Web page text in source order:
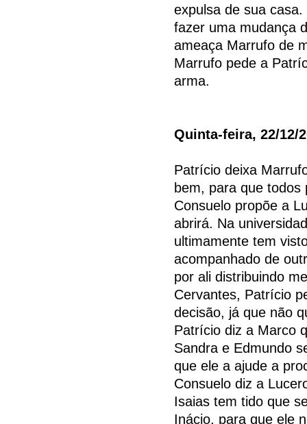
expulsa de sua
fazer uma mudança
ameaça Marrufo de
Marrufo pede a
arma.
Quinta-feira, 22/12/
Patrício deixa
bem, para que todos
Consuelo propõe a
abrirá. Na
ultimamente tem
acompanhado de
por ali distribuindo
Cervantes, Patrício
decisão, já que não
Patrício diz a Marco
Sandra e Edmundo
que ele a ajude a
Consuelo diz a
Isaias tem tido que
Inácio, para que ele